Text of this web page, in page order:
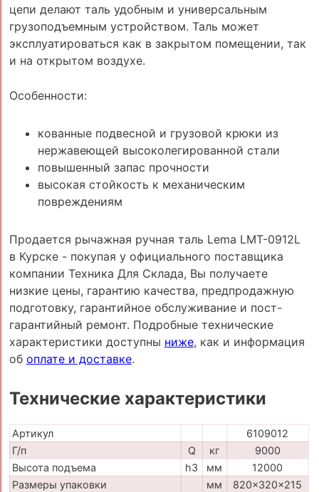
цепи делают таль удобным и универсальным
грузоподъемным устройством. Таль может
эксплуатироваться как в закрытом помещении, так
и на открытом воздухе.
Особенности:
кованные подвесной и грузовой крюки из
нержавеющей высоколегированной стали
повышенный запас прочности
высокая стойкость к механическим
повреждениям
Продается рычажная ручная таль Lema LMT-0912L
в Курске - покупая у официального поставщика
компании Техника Для Склада, Вы получаете
низкие цены, гарантию качества, предпродажную
подготовку, гарантийное обслуживание и пост-
гарантийный ремонт. Подробные технические
характеристики доступны ниже, как и информация
об оплате и доставке.
Технические характеристики
Артикул
6109012
Г/п
Q кг
9000
Высота подъема
h3 мм
12000
Размеры упаковки
мм
820x320x215